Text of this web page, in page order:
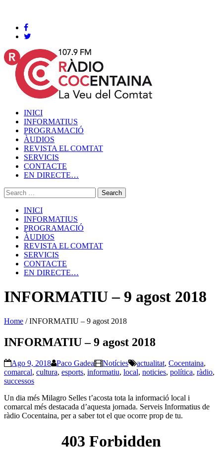
INICI
INFORMATIUS
PROGRAMACIÓ
ÀUDIOS
REVISTA EL COMTAT
SERVICIS
CONTACTE
EN DIRECTE…
INICI
INFORMATIUS
PROGRAMACIÓ
ÀUDIOS
REVISTA EL COMTAT
SERVICIS
CONTACTE
EN DIRECTE…
INFORMATIU – 9 agost 2018
Home /INFORMATIU – 9 agost 2018
INFORMATIU – 9 agost 2018
Ago 9, 2018 Paco Gadea Notícies actualitat, Cocentaina,
comarcal, cultura, esports, informatiu, local, noticies, política, ràdio,
successos
Un dia més Milagro Selles t’acosta tota la informació local i
comarcal més destacada d’aquesta jornada. Serveis Informatius de
ràdio Cocentaina, per a saber tot el que ocorre prop de tu.